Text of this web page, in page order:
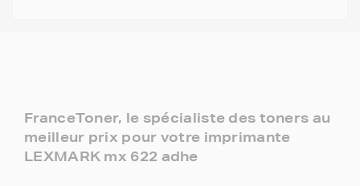
FranceToner, le spécialiste des toners au
meilleur prix pour votre imprimante
LEXMARK mx 622 adhe